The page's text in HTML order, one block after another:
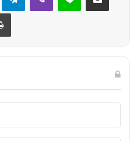
Yazdır